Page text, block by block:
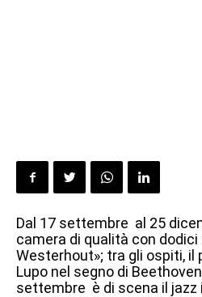
Dal 17 settembre al 25
camera di qualità con
Westerhout»; tra gli ospiti,
Lupo nel segno di
settembre è di scena il jazz